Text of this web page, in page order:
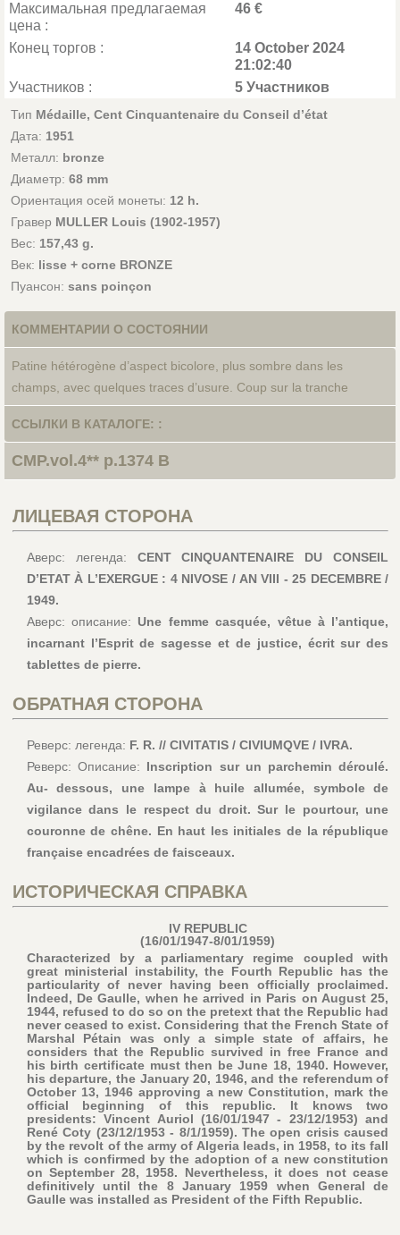
Максимальная предлагаемая
цена :
46 €
Конец торгов :
14 October 2024
21:02:40
Участников :
5 Участников
Тип Médaille, Cent Cinquantenaire du Conseil d’état
Дата: 1951
Металл: bronze
Диаметр: 68 mm
Ориентация осей монеты: 12 h.
Гравер MULLER Louis (1902-1957)
Вес: 157,43 g.
Век: lisse + corne BRONZE
Пуансон: sans poinçon
КОММЕНТАРИИ О СОСТОЯНИИ
Patine hétérogène d’aspect bicolore, plus sombre dans les
champs, avec quelques traces d’usure. Coup sur la tranche
ССЫЛКИ В КАТАЛОГЕ: :
CMP.vol.4** p.1374 B
ЛИЦЕВАЯ СТОРОНА
Аверс: легенда: CENT CINQUANTENAIRE DU CONSEIL
D’ETAT À L’EXERGUE : 4 NIVOSE / AN VIII - 25 DECEMBRE /
1949.
Аверс: описание: Une femme casquée, vêtue à l’antique,
incarnant l’Esprit de sagesse et de justice, écrit sur des
tablettes de pierre.
ОБРАТНАЯ СТОРОНА
Реверс: легенда: F. R. // CIVITATIS / CIVIUMQVE / IVRA.
Реверс: Описание: Inscription sur un parchemin déroulé.
Au- dessous, une lampe à huile allumée, symbole de
vigilance dans le respect du droit. Sur le pourtour, une
couronne de chêne. En haut les initiales de la république
française encadrées de faisceaux.
ИСТОРИЧЕСКАЯ СПРАВКА
IV REPUBLIC
(16/01/1947-8/01/1959)
Characterized by a parliamentary regime coupled with
great ministerial instability, the Fourth Republic has the
particularity of never having been officially proclaimed.
Indeed, De Gaulle, when he arrived in Paris on August 25,
1944, refused to do so on the pretext that the Republic had
never ceased to exist. Considering that the French State of
Marshal Pétain was only a simple state of affairs, he
considers that the Republic survived in free France and
his birth certificate must then be June 18, 1940. However,
his departure, the January 20, 1946, and the referendum of
October 13, 1946 approving a new Constitution, mark the
official beginning of this republic. It knows two
presidents: Vincent Auriol (16/01/1947 - 23/12/1953) and
René Coty (23/12/1953 - 8/1/1959). The open crisis caused
by the revolt of the army of Algeria leads, in 1958, to its fall
which is confirmed by the adoption of a new constitution
on September 28, 1958. Nevertheless, it does not cease
definitively until the 8 January 1959 when General de
Gaulle was installed as President of the Fifth Republic.